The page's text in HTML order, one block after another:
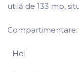
utilă de 133 mp,
Compartimentare:
- Hol